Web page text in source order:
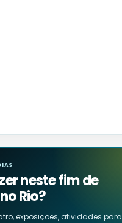
neste fim de
Rio?
exposições, atividades para